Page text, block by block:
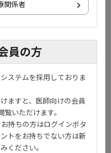
るINF-γの役割
ートファジー誘導との共刺激
原提示やACPA産生に関与し
節リウマチの関節破壊におい
とが推測され、実臨床でも
考えられます。
関係者
員の方
ステムを採用しておりま
ますと、医師向けの会員
いただけます。
持ちの方はログインボタ
トをお持ちでない方は新
ください。